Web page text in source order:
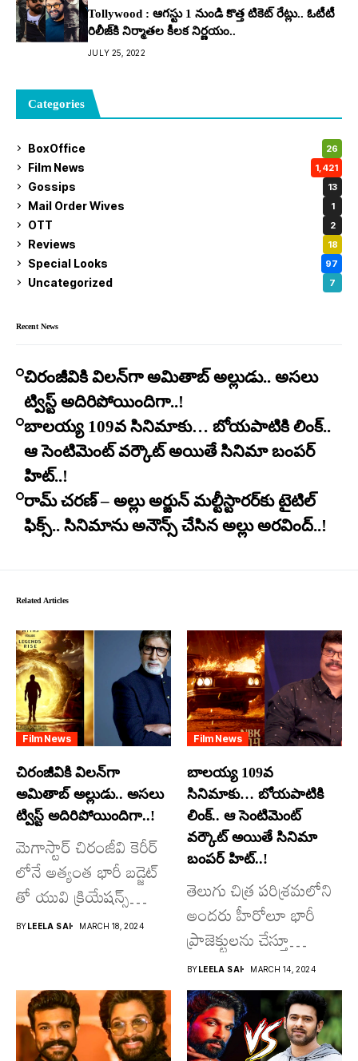
Tollywood : ఆగస్టు 1 నుండి కొత్త టికెట్ రేట్లు.. ఓటీటీ
రిలీజ్‌కి నిర్మాతల కీలక నిర్ణయం..
JULY 25, 2022
Categories
BoxOffice 26
Film News 1,421
Gossips 13
Mail Order Wives 1
OTT 2
Reviews 18
Special Looks 97
Uncategorized 7
Recent News
చిరంజీవికి విలన్‌గా అమితాబ్ అల్లుడు.. అసలు
ట్విస్ట్ అదిరిపోయిందిగా..!
బాలయ్య 109వ సినిమాకు… బోయపాటికి లింక్..
ఆ సెంటిమెంట్ వర్కౌట్ అయితే సినిమా బంపర్
హిట్..!
రామ్ చరణ్ – అల్లు అర్జున్ మల్టీస్టారర్​కు టైటిల్
ఫిక్స్.. సినిమాను అనౌన్స్ చేసిన అల్లు అరవింద్..!
Related Articles
Film News
చిరంజీవికి విలన్‌గా
అమితాబ్ అల్లుడు.. అసలు
ట్విస్ట్ అదిరిపోయిందిగా..!
మెగాస్టార్ చిరంజీవి కెరీర్
లోనే అత్యంత భారీ బడ్జెట్
తో యువి క్రియేషన్స్
రూపొందిస్తున్న
BYLEELA SAI MARCH 18, 2024
Film News
బాలయ్య 109వ
సినిమాకు… బోయపాటికి
లింక్.. ఆ సెంటిమెంట్
వర్కౌట్ అయితే సినిమా
బంపర్ హిట్..!
తెలుగు చిత్ర పరిశ్రమలోని
అందరు హీరోలూ భారీ
ప్రాజెక్టులను చేస్తూ
దూసుకుపోతోన్నారు.
అందులో కొందరు
మాత్రమే...
BYLEELA SAI MARCH 14, 2024